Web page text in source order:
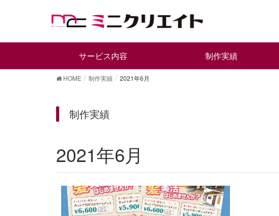
サービス内容 制作実績
HOME 制作実績 2021年6月
制作実績
2021年6月